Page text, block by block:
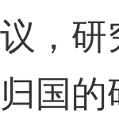
议，研
归国